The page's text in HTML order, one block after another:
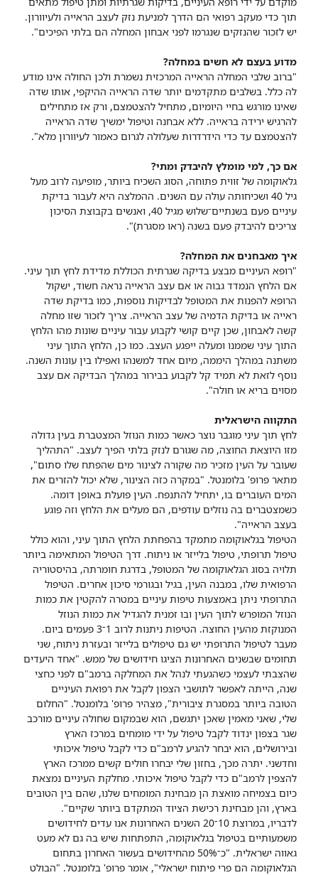
תוך כדי מעקב רפואי הם הדרך למניעת נזק לעצב הראייה ולעיוורון.
יש לזכור שהנזקים שנגרמו לפני אבחון המחלה הם בלתי הפיכים".
מדוע בעצם לא חשים במחלה?
"ברוב שלבי המחלה הראייה המרכזית נשמרת ולכן החולה אינו מודע
לה כלל. בשלבים מתקדמים יותר שדה הראייה ההיקפי, אותו שדה
שאינו מורגש בחיי היומיום, מתחיל להצטמצם, ורק אז מתחילים
להרגיש ירידה בראייה. ללא אבחנה וטיפול ימשיך שדה הראייה
להצטמצם עד כדי הידרדרות שעלולה לגרום כאמור לעיוורון מלא".
אם כך, למי מומלץ להיבדק ומתי?
גלאוקומה של זווית פתוחה, הסוג השכיח ביותר, מופיעה לרוב מעל
גיל 40 ושכיחותה עולה עם השנים. ההמלצה היא לעבור בדיקת
עיניים פעם בשנתיים־שלוש מגיל 40, ואנשים בקבוצת הסיכון
צריכים להיבדק פעם בשנה (ראו מסגרת)".
איך מאבחנים את המחלה?
"רופא העיניים מבצע בדיקה שגרתית הכוללת מדידת לחץ תוך עיני.
אם הלחץ הנמדד גבוה או אם עצב הראייה נראה חשוד, ישקול
הרופא להפנות את המטופל לבדיקות נוספות, כמו בדיקת שדה
ראייה או בדיקת הדמיה של עצב הראייה. צריך לזכור שזו מחלה
קשה לאבחון, שכן קיים קושי לקבוע עבור עיניים שונות מהו הלחץ
התוך עיני שממנו ומעלה ייפגע העצב. כמו כן, הלחץ התוך עיני
משתנה במהלך היממה, מיום אחד למשנהו ואפילו בין עונות השנה.
נוסף לזאת לא תמיד קל לקבוע בבירור במהלך הבדיקה אם עצב
מסוים בריא או חולה".
התקווה הישראלית
לחץ תוך עיני מוגבר נוצר כאשר כמות הנוזל המצטברת בעין גדולה
מזו היוצאת החוצה, מה שגורם לנזק בלתי הפיך לעצב. "התהליך
שעובר על העין מזכיר מה שקורה לצינור מים שהפתח שלו סתום",
מתאר פרופ' בלומנטל. "במקרה כזה הצינור, שלא יכול להזרים את
המים העוברים בו, יתחיל להתנפח. העין פועלת באופן דומה.
כשמצטברים בה נוזלים עודפים, הם מעלים את הלחץ וזה פוגע
בעצב הראייה".
הטיפול בגלאוקומה מתמקד בהפחתת הלחץ התוך עיני, והוא כולל
טיפול תרופתי, טיפול בלייזר או ניתוח. דרך הטיפול המתאימה ביותר
תלויה בסוג הגלאוקומה של המטופל, בדרגת חומרתה, בהיסטוריה
הרפואית שלו, במבנה העין, בגיל ובגורמי סיכון אחרים. הטיפול
התרופתי ניתן באמצעות טיפות עיניים במטרה להקטין את כמות
הנוזל המופרש לתוך העין ובו זמנית להגדיל את כמות הנוזל
המנוקזת מהעין החוצה. הטיפות ניתנות לרוב 1־3 פעמים ביום.
מעבר לטיפול התרופתי יש גם טיפולים בלייזר ובעזרת ניתוח, שני
תחומים שבשנים האחרונות הציגו חידושים של ממש. "אחד היעדים
שהצבתי לעצמי כשהגעתי לנהל את המחלקה ברמב"ם לפני כחצי
שנה, הייתה לאפשר לתושבי הצפון לקבל את רפואת העיניים
הטובה ביותר במסגרת ציבורית", מצהיר פרופ' בלומנטל. "החלום
שלי, שאני מאמין שאכן יתגשם, הוא שבמקום שחולה עיניים מורכב
שגר בצפון ינדוד לקבל טיפול על ידי מומחים במרכז הארץ
ובירושלים, הוא יבחר להגיע לרמב"ם כדי לקבל טיפול איכותי
וחדשני. יתרה מכך, בחזון שלי יבחרו חולים קשים ממרכז הארץ
להצפין לרמב"ם כדי לקבל טיפול איכותי. מחלקת העיניים נמצאת
כיום בצמיחה מואצת הן מבחינת המומחים שלנו, שהם בין הטובים
בארץ, והן מבחינת רכישת הציוד המתקדם ביותר שקיים".
לדבריו, במרוצת 10־20 השנים האחרונות אנו עדים לחידושים
משמעותיים בטיפול בגלאוקומה, התפתחות שיש בה גם לא מעט
גאווה ישראלית. "כ־50% מהחידושים בעשור האחרון בתחום
הגלאוקומה הם פרי פיתוח ישראלי", אומר פרופ' בלומנטל. "הבולט